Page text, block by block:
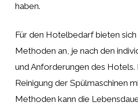
haben.
Für den Hotelbedarf bieten
Methoden an, je nach den
und Anforderungen des Hotels.
Reinigung der Spülmaschinen
Methoden kann die